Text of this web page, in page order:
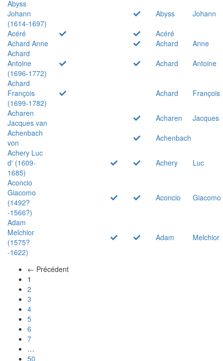
Abyss
Johann
(1614-1697)
Abyss
Johann
Acéré
Acéré
Achard Anne
Achard
Anne
Achard
Antoine
(1696-1772)
Achard
Antoine
Achard
François
(1699-1782)
Achard
François
Acharen
Jacques van
Acharen
Jacques
Achenbach
von
Achenbach
Achery Luc
d' (1609-
1685)
Achery
Luc
Aconcio
Giacomo
(1492?
-1566?)
Aconcio Giacomo
Adam
Melchior
(1575?
-1622)
Adam Melchior
← Précédent
1
2
3
4
5
6
7
…
50